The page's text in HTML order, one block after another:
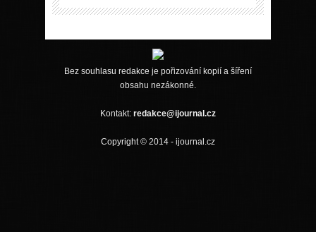
Bez souhlasu redakce je pořizování kopií a šíření
obsahu nezákonné.
Kontakt: redakce@ijournal.cz
Copyright © 2014 - ijournal.cz